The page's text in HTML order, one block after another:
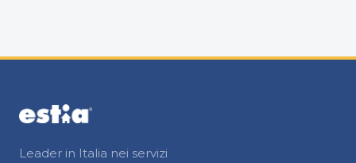
Leader in Italia nei servizi